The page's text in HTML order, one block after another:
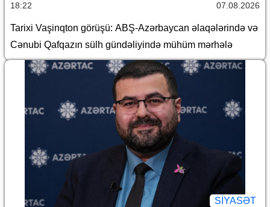
18:22 07.08.2026
Tarixi Vaşinqton görüşü: ABŞ-Azərbaycan əlaqələrində və
Cənubi Qafqazın sülh gündəliyində mühüm mərhələ
SİYASƏT